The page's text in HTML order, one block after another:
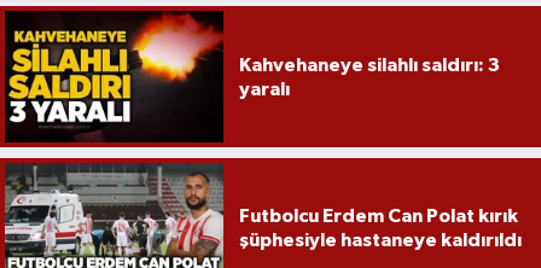
Kahvehaneye silahlı saldırı: 3
yaralı
Futbolcu Erdem Can Polat kırık
şüphesiyle hastaneye kaldırıldı